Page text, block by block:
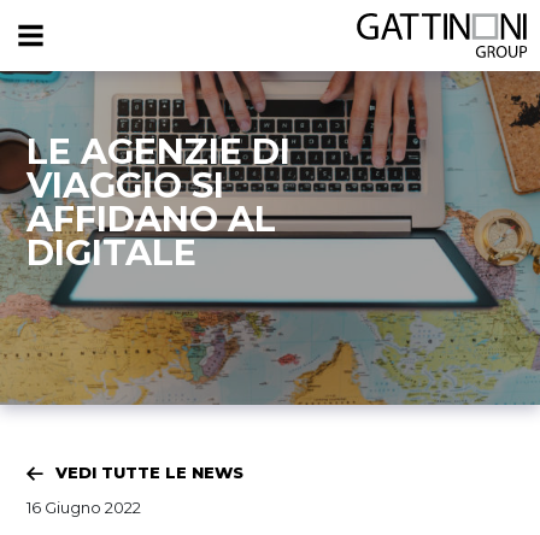
LE AGENZIE DI
VIAGGIO SI
AFFIDANO AL
DIGITALE
VEDI TUTTE LE NEWS
16 Giugno 2022